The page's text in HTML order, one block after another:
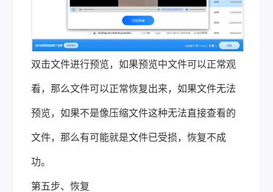
双击文件进行预览，如果预览中文件可以正常观
看，那么文件可以正常恢复出来，如果文件无法
预览，如果不是像压缩文件这种无法直接查看的
文件，那么有可能就是文件已受损，恢复不成
功。
第五步、恢复